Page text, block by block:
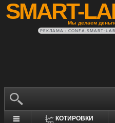
SMART-
Мы делаем
РЕКЛАМА • CONFA.SMART-
КОТИРОВКИ